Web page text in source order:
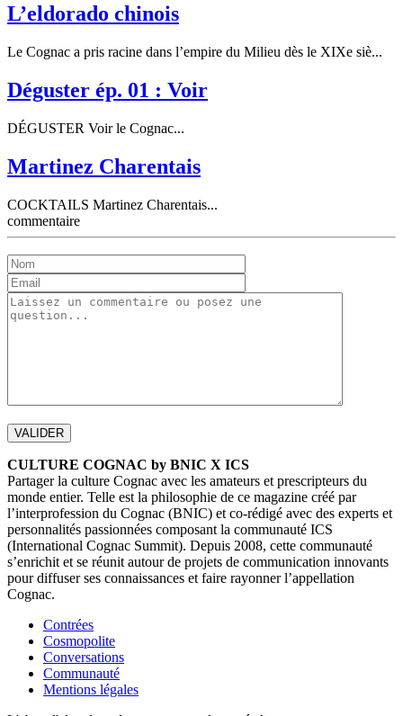
L’eldorado chinois
Le Cognac a pris racine dans l’empire du Milieu dès le XIXe siè...
Déguster ép. 01 : Voir
DÉGUSTER Voir le Cognac...
Martinez Charentais
COCKTAILS Martinez Charentais...
commentaire
CULTURE COGNAC by BNIC X ICS
Partager la culture Cognac avec les amateurs et prescripteurs du
monde entier. Telle est la philosophie de ce magazine créé par
l’interprofession du Cognac (BNIC) et co-rédigé avec des experts et
personnalités passionnées composant la communauté ICS
(International Cognac Summit). Depuis 2008, cette communauté
s’enrichit et se réunit autour de projets de communication innovants
pour diffuser ses connaissances et faire rayonner l’appellation
Cognac.
Contrées
Cosmopolite
Conversations
Communauté
Mentions légales